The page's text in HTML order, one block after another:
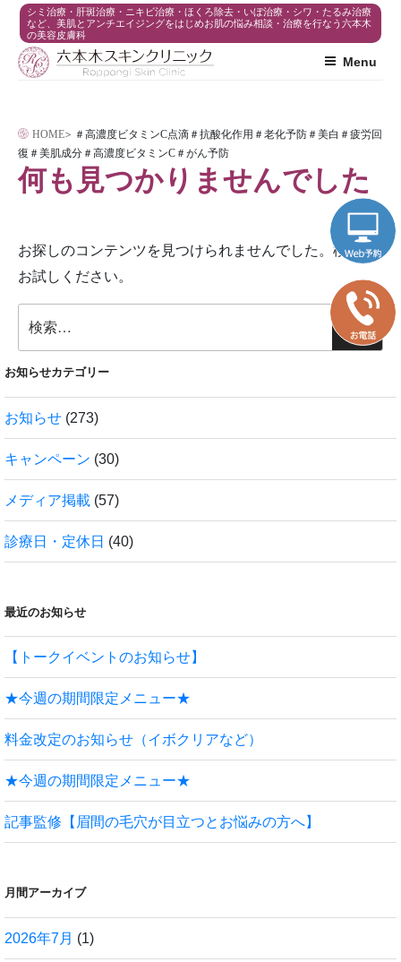
シミ治療・肝斑治療・ニキビ治療・ほくろ除去・いぼ治療・シワ・たるみ治療
など、美肌とアンチエイジングをはじめお肌の悩み相談・治療を行なう六本木
の美容皮膚科
Menu
HOME> ＃高濃度ビタミンC点滴＃抗酸化作用＃老化予防＃美白＃疲労回
復＃美肌成分＃高濃度ビタミンC＃がん予防
何も見つかりませんでした
お探しのコンテンツを見つけられませんでした。検索を
お試しください。
検
索
お知らせカテゴリー
お知らせ (273)
キャンペーン (30)
メディア掲載 (57)
診療日・定休日 (40)
最近のお知らせ
【トークイベントのお知らせ】
★今週の期間限定メニュー★
料金改定のお知らせ（イボクリアなど）
★今週の期間限定メニュー★
記事監修【眉間の毛穴が目立つとお悩みの方へ】
月間アーカイブ
2026年7月 (1)